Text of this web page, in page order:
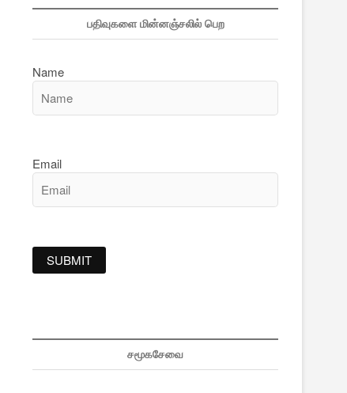
பதிவுகளை மின்னஞ்சலில் பெற
Name
Email
சமூகசேவை